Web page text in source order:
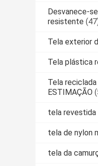
Desvanece-
resistente
Tela exterior
Tela plástica
Tela
ESTIMAÇÃO
tela
tela de nylon
tela da